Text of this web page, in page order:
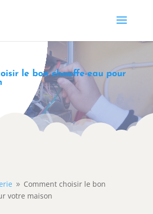
le bon chauffe-eau pour
9 Comment choisir le bon
votre maison